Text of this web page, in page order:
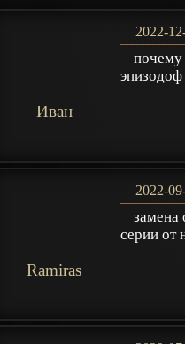
Иван
2022-
почему
эпизодоф
Ramiras
2022-
замена
серии от